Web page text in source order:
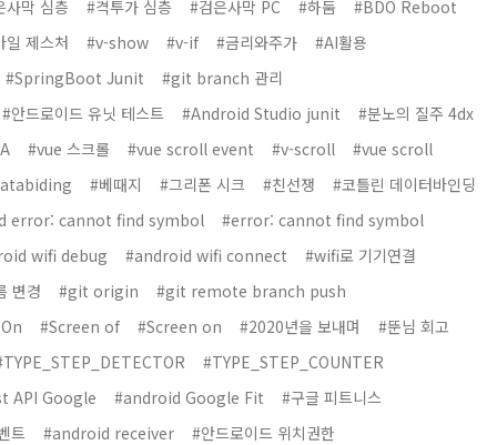
사막 심층 #격투가 심층 #검은사막 PC #하둠
#BDO Reboot
일 제스처 #v-show #v-if #금리와주가
#AI활용
#SpringBoot Junit
#git branch 관리
#안드로이드 유닛 테스트 #Android Studio junit
#분노의 질주 4dx
#vue 스크롤 #vue scroll event #v-scroll
#vue scroll
#베때지 #그리폰 시크 #친선쟁
#코틀린 데이터바인딩
error: cannot find symbol
#error: cannot find symbol
wifi debug #android wifi connect
#wifi로 기기연결
변경 #git origin
#git remote branch push
#Screen of #Screen on #2020년을 보내며
#뚠님 회고
#TYPE_STEP_COUNTER
API Google #android Google Fit
#구글 피트니스
트 #android receiver
#안드로이드 위치권한